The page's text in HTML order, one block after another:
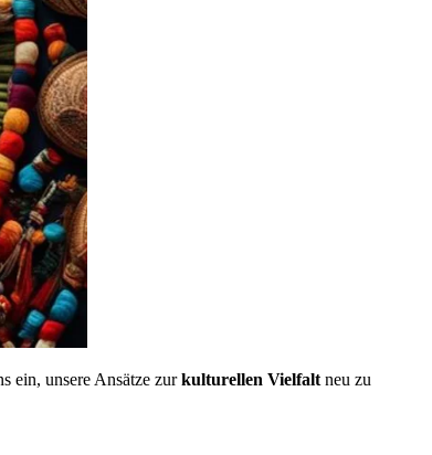
ein, unsere Ansätze zurkulturellen Vielfalt neu zu